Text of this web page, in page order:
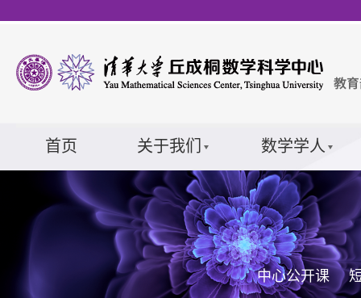
首页 关于我们 数学学人
中心公开课